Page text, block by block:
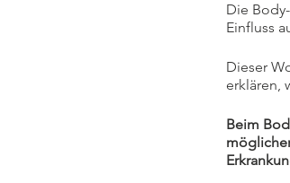
Die
Einfluss
Dieser
erklären,
Beim